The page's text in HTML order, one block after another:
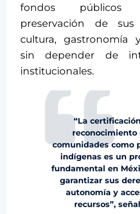
fondos
preservación de sus
cultura, gastronomía
sin depender de
institucionales.
“La
reconocimiento
comunidades como
indígenas es un
fundamental en
garantizar sus
autonomía y
recursos”,